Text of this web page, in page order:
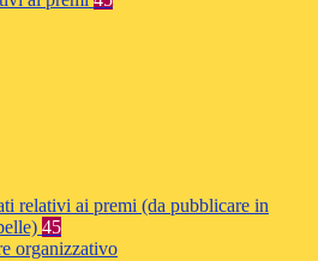
relativi ai premi (da pubblicare in
45
organizzativo